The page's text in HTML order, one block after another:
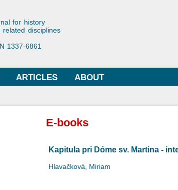
Historiae
for history
related disciplines
1337-6861
ARTICLES ABOUT
E-books
Kapitula pri Dóme sv. Martina -
Hlavačková, Miriam